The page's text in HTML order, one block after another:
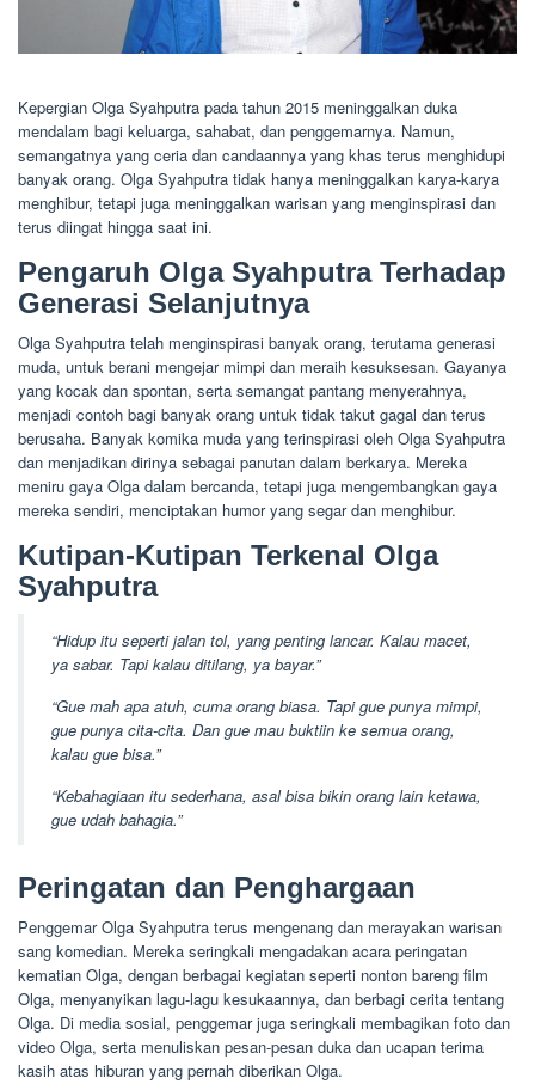
Kepergian Olga Syahputra pada tahun 2015 meninggalkan duka
mendalam bagi keluarga, sahabat, dan penggemarnya. Namun,
semangatnya yang ceria dan candaannya yang khas terus menghidupi
banyak orang. Olga Syahputra tidak hanya meninggalkan karya-karya
menghibur, tetapi juga meninggalkan warisan yang menginspirasi dan
terus diingat hingga saat ini.
Pengaruh Olga Syahputra Terhadap
Generasi Selanjutnya
Olga Syahputra telah menginspirasi banyak orang, terutama generasi
muda, untuk berani mengejar mimpi dan meraih kesuksesan. Gayanya
yang kocak dan spontan, serta semangat pantang menyerahnya,
menjadi contoh bagi banyak orang untuk tidak takut gagal dan terus
berusaha. Banyak komika muda yang terinspirasi oleh Olga Syahputra
dan menjadikan dirinya sebagai panutan dalam berkarya. Mereka
meniru gaya Olga dalam bercanda, tetapi juga mengembangkan gaya
mereka sendiri, menciptakan humor yang segar dan menghibur.
Kutipan-Kutipan Terkenal Olga
Syahputra
“Hidup itu seperti jalan tol, yang penting lancar. Kalau macet,
ya sabar. Tapi kalau ditilang, ya bayar.”
“Gue mah apa atuh, cuma orang biasa. Tapi gue punya mimpi,
gue punya cita-cita. Dan gue mau buktiin ke semua orang,
kalau gue bisa.”
“Kebahagiaan itu sederhana, asal bisa bikin orang lain ketawa,
gue udah bahagia.”
Peringatan dan Penghargaan
Penggemar Olga Syahputra terus mengenang dan merayakan warisan
sang komedian. Mereka seringkali mengadakan acara peringatan
kematian Olga, dengan berbagai kegiatan seperti nonton bareng film
Olga, menyanyikan lagu-lagu kesukaannya, dan berbagi cerita tentang
Olga. Di media sosial, penggemar juga seringkali membagikan foto dan
video Olga, serta menuliskan pesan-pesan duka dan ucapan terima
kasih atas hiburan yang pernah diberikan Olga.